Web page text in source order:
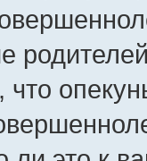
что